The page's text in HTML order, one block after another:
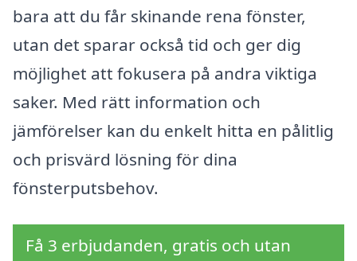
bara att du får skinande rena fönster,
utan det sparar också tid och ger dig
möjlighet att fokusera på andra viktiga
saker. Med rätt information och
jämförelser kan du enkelt hitta en pålitlig
och prisvärd lösning för dina
fönsterputsbehov.
Få 3 erbjudanden, gratis och utan